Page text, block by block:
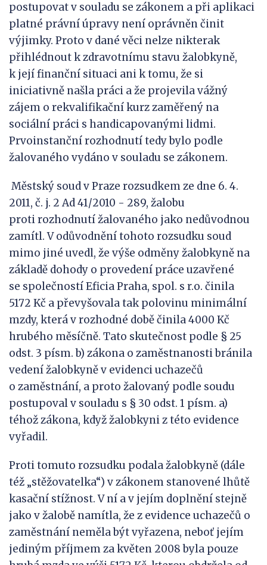
postupovat v souladu se zákonem a při aplikaci
platné právní úpravy není oprávněn činit
výjimky. Proto v dané věci nelze nikterak
přihlédnout k zdravotnímu stavu žalobkyně,
k její finanční situaci ani k tomu, že si
iniciativně našla práci a že projevila vážný
zájem o rekvalifikační kurz zaměřený na
sociální práci s handicapovanými lidmi.
Prvoinstanční rozhodnutí tedy bylo podle
žalovaného vydáno v souladu se zákonem.
Městský soud v Praze rozsudkem ze dne 6. 4.
2011, č. j. 2 Ad 41/2010 - 289, žalobu
proti rozhodnutí žalovaného jako nedůvodnou
zamítl. V odůvodnění tohoto rozsudku soud
mimo jiné uvedl, že výše odměny žalobkyně na
základě dohody o provedení práce uzavřené
se společností Eficia Praha, spol. s r.o. činila
5172 Kč a převyšovala tak polovinu minimální
mzdy, která v rozhodné době činila 4000 Kč
hrubého měsíčně. Tato skutečnost podle § 25
odst. 3 písm. b) zákona o zaměstnanosti bránila
vedení žalobkyně v evidenci uchazečů
o zaměstnání, a proto žalovaný podle soudu
postupoval v souladu s § 30 odst. 1 písm. a)
téhož zákona, když žalobkyni z této evidence
vyřadil.
Proti tomuto rozsudku podala žalobkyně (dále
též „stěžovatelka“) v zákonem stanovené lhůtě
kasační stížnost. V ní a v jejím doplnění stejně
jako v žalobě namítla, že z evidence uchazečů o
zaměstnání neměla být vyřazena, neboť jejím
jediným příjmem za květen 2008 byla pouze